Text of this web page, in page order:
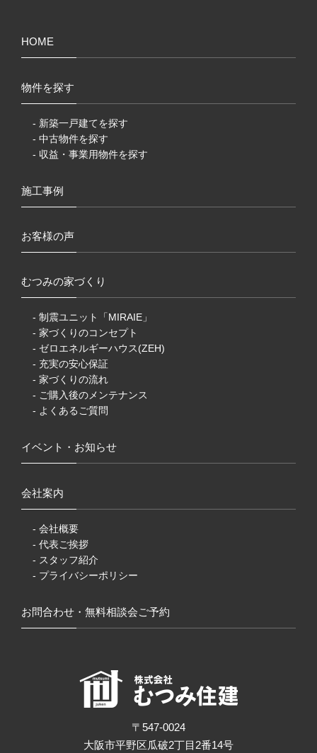
HOME
物件を探す
- 新築一戸建てを探す
- 中古物件を探す
- 収益・事業用物件を探す
施工事例
お客様の声
むつみの家づくり
- 制震ユニット「MIRAIE」
- 家づくりのコンセプト
- ゼロエネルギーハウス(ZEH)
- 充実の安心保証
- 家づくりの流れ
- ご購入後のメンテナンス
- よくあるご質問
イベント・お知らせ
会社案内
- 会社概要
- 代表ご挨拶
- スタッフ紹介
- プライバシーポリシー
お問合わせ・無料相談会ご予約
〒547-0024
大阪市平野区瓜破2丁目2番14号